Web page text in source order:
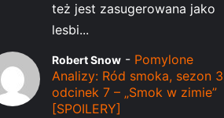
też jest zasugerowana jako
lesbi...
Robert Snow - Pomylone
Analizy: Ród smoka, sezon
odcinek 7 – „Smok w zimie”
[SPOILERY]